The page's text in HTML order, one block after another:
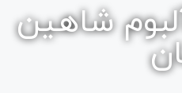
شاهین